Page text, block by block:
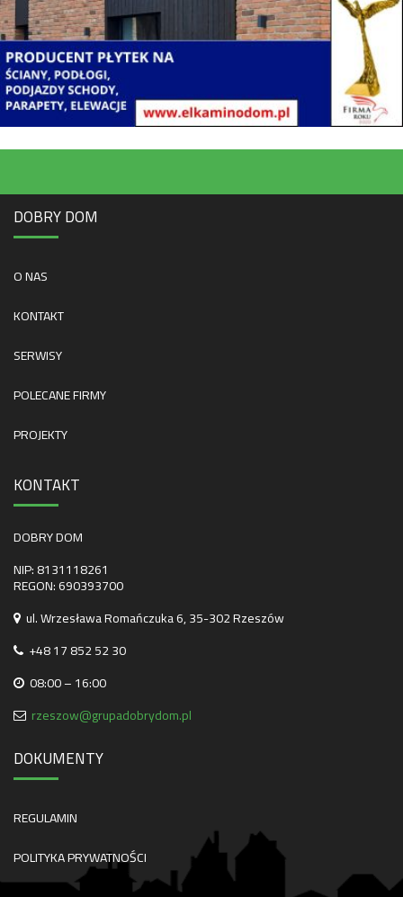
DOBRY DOM
O NAS
KONTAKT
SERWISY
POLECANE FIRMY
PROJEKTY
KONTAKT
DOBRY DOM
NIP: 8131118261
REGON: 690393700
ul. Wrzesława Romańczuka 6, 35-302 Rzeszów
+48 17 852 52 30
08:00 – 16:00
rzeszow@grupadobrydom.pl
DOKUMENTY
REGULAMIN
POLITYKA PRYWATNOŚCI